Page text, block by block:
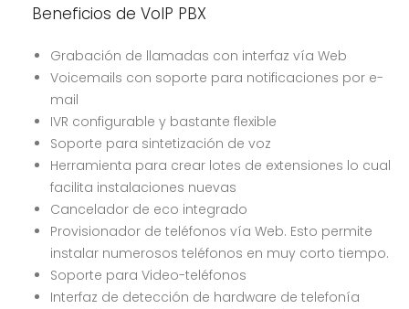
Beneficios de VoIP PBX
Grabación de llamadas con interfaz vía Web
Voicemails con soporte para notificaciones por e-
mail
IVR configurable y bastante flexible
Soporte para sintetización de voz
Herramienta para crear lotes de extensiones lo cual
facilita instalaciones nuevas
Cancelador de eco integrado
Provisionador de teléfonos vía Web. Esto permite
instalar numerosos teléfonos en muy corto tiempo.
Soporte para Video-teléfonos
Interfaz de detección de hardware de telefonía